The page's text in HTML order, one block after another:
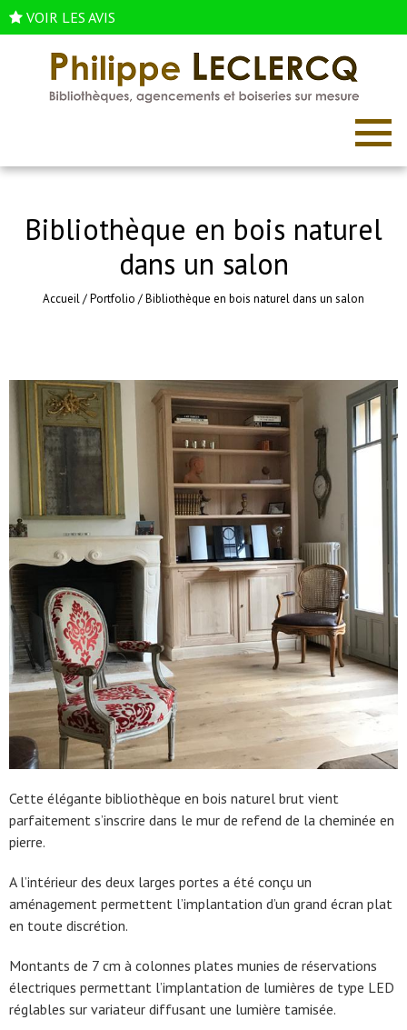
VOIR LES AVIS
Bibliothèque en bois naturel
dans un salon
Accueil/Portfolio /Bibliothèque en bois naturel dans un salon
Cette élégante bibliothèque en bois naturel brut vient
parfaitement s’inscrire dans le mur de refend de la cheminée en
pierre.
A l’intérieur des deux larges portes a été conçu un
aménagement permettent l’implantation d’un grand écran plat
en toute discrétion.
Montants de 7 cm à colonnes plates munies de réservations
électriques permettant l’implantation de lumières de type LED
réglables sur variateur diffusant une lumière tamisée.